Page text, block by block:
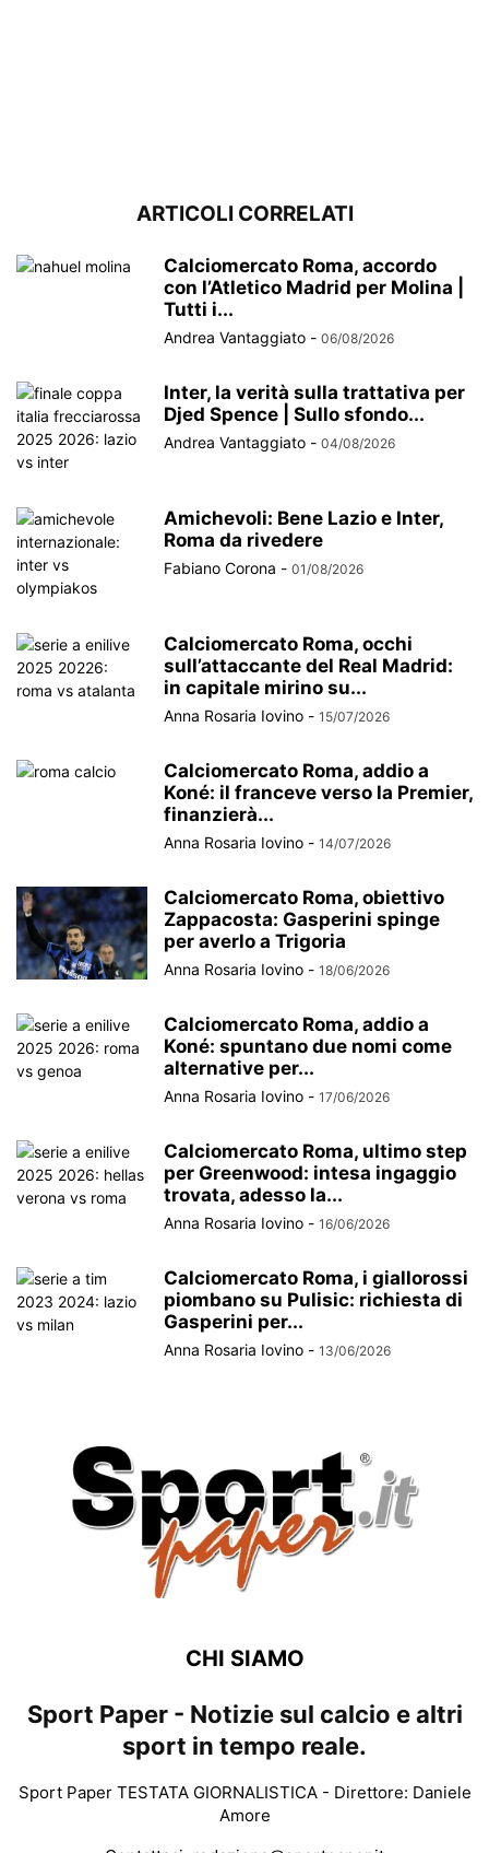
ARTICOLI CORRELATI
Calciomercato Roma, accordo
con l’Atletico Madrid per Molina |
Tutti i...
Andrea Vantaggiato - 06/08/2026
Inter, la verità sulla trattativa per
Djed Spence | Sullo sfondo...
Andrea Vantaggiato - 04/08/2026
Amichevoli: Bene Lazio e Inter,
Roma da rivedere
Fabiano Corona - 01/08/2026
Calciomercato Roma, occhi
sull’attaccante del Real Madrid:
in capitale mirino su...
Anna Rosaria Iovino - 15/07/2026
Calciomercato Roma, addio a
Koné: il franceve verso la Premier,
finanzierà...
Anna Rosaria Iovino - 14/07/2026
Calciomercato Roma, obiettivo
Zappacosta: Gasperini spinge
per averlo a Trigoria
Anna Rosaria Iovino - 18/06/2026
Calciomercato Roma, addio a
Koné: spuntano due nomi come
alternative per...
Anna Rosaria Iovino - 17/06/2026
Calciomercato Roma, ultimo step
per Greenwood: intesa ingaggio
trovata, adesso la...
Anna Rosaria Iovino - 16/06/2026
Calciomercato Roma, i giallorossi
piombano su Pulisic: richiesta di
Gasperini per...
Anna Rosaria Iovino - 13/06/2026
CHI SIAMO
Sport Paper - Notizie sul calcio e altri
sport in tempo reale.
Sport Paper TESTATA GIORNALISTICA - Direttore: Daniele
Amore